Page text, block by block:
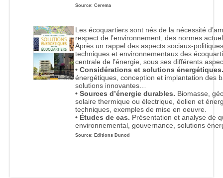
Source: Cerema
Les écoquartiers sont nés de la nécessité
respect de l’environnement, des normes
Après un rappel des aspects sociaux-
techniques et environnementaux des
centrale de l’énergie, sous ses différents
• Considérations et solutions énergétiques.
énergétiques, conception et implantation des
solutions innovantes…
• Sources d’énergie durables. Biomasse,
solaire thermique ou électrique, éolien et
techniques, exemples de mise en oeuvre.
• Études de cas. Présentation et analyse de
environnemental, gouvernance, solutions
Source: Editions Dunod